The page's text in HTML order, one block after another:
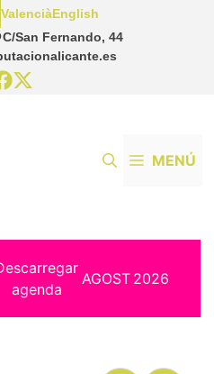
C/San Fernando, 44
ValenciàEnglish
MENÚ
agenda
AGOST 2026